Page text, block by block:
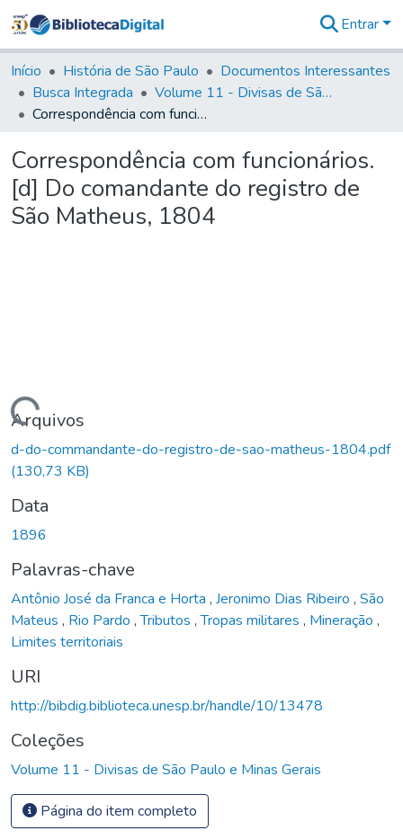
&
Coleções
Tudo na
Biblioteca
Estatísticas
Entrar
Início História de São Paulo
Documentos Interessantes
Busca Integrada
Volume 11 - Divisas de São Paulo e Minas Gerais
Correspondência com funcionários. [d] Do comandante do registro de São Matheus, 1804
Correspondência com funcionários.
[d] Do comandante do registro de
São Matheus, 1804
Carregando...
Arquivos
d-do-commandante-do-registro-de-sao-matheus-1804.pdf
(130,73 KB)
Data
1896
Palavras-chave
Antônio José da Franca e Horta , Jeronimo Dias Ribeiro , São
Mateus , Rio Pardo ,Tributos ,Tropas militares , Mineração ,
Limites territoriais
URI
http://bibdig.biblioteca.unesp.br/handle/10/13478
Coleções
Volume 11 - Divisas de São Paulo e Minas Gerais
Página do item completo